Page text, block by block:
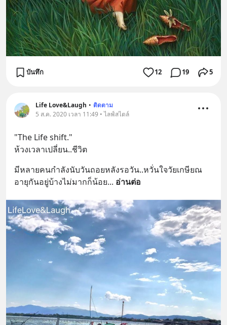
บันทึก 12 19 5
Life Love&Laugh • ติดตาม
5 ส.ค. 2020 เวลา 11:49 • ไลฟ์สไตล์
"The Life shift."
ห้วงเวลาเปลี่ยน..ชีวิต
มีหลายคนกำลังนับวันถอยหลังรอวัน..หวั่นใจวัยเกษียณ
อายุกันอยู่บ้างไม่มากก็น้อย... อ่านต่อ